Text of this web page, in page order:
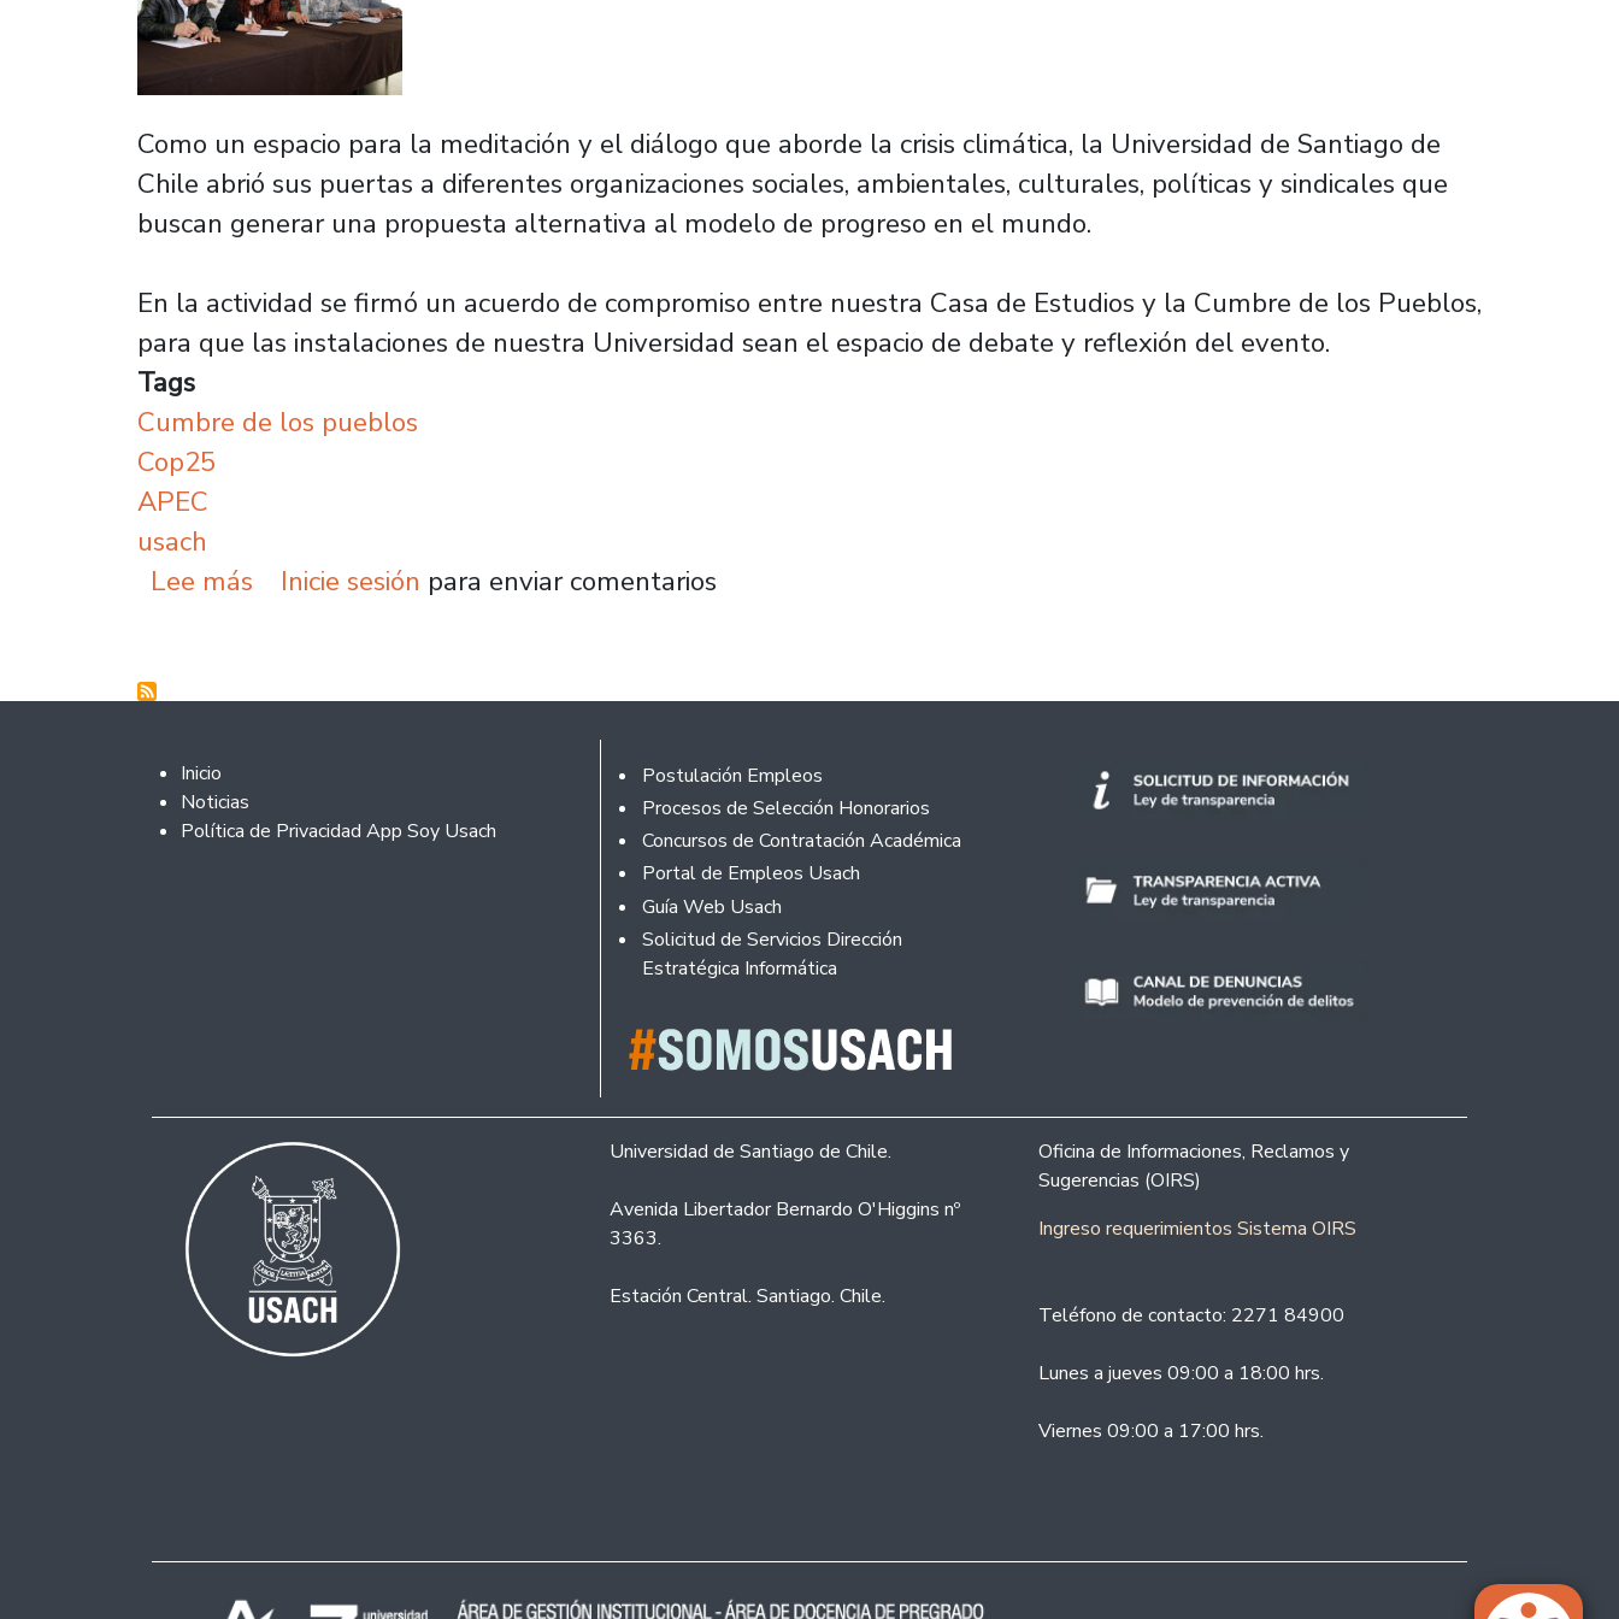
Como un espacio para la meditación y el diálogo que aborde la crisis climática, la Universidad de Santiago de
Chile abrió sus puertas a diferentes organizaciones sociales, ambientales, culturales, políticas y sindicales que
buscan generar una propuesta alternativa al modelo de progreso en el mundo.
En la actividad se firmó un acuerdo de compromiso entre nuestra Casa de Estudios y la Cumbre de los Pueblos,
para que las instalaciones de nuestra Universidad sean el espacio de debate y reflexión del evento.
Tags
Cumbre de los pueblos
Cop25
APEC
usach
Lee más sobre Sociedad civil analizará propuestas alternativas a la COP25 en la U. de Santiago
Inicie sesión para enviar comentarios
Footer 2
Inicio
Noticias
Política de Privacidad App Soy Usach
Footer
Postulación Empleos
Procesos de Selección Honorarios
Concursos de Contratación Académica
Portal de Empleos Usach
Guía Web Usach
Solicitud de Servicios Dirección
Estratégica Informática
Universidad de Santiago de Chile.
Avenida Libertador Bernardo O'Higgins nº
3363.
Estación Central. Santiago. Chile.
Oficina de Informaciones, Reclamos y
Sugerencias (OIRS)
Ingreso requerimientos Sistema OIRS
Teléfono de contacto: 2271 84900
Lunes a jueves 09:00 a 18:00 hrs.
Viernes 09:00 a 17:00 hrs.